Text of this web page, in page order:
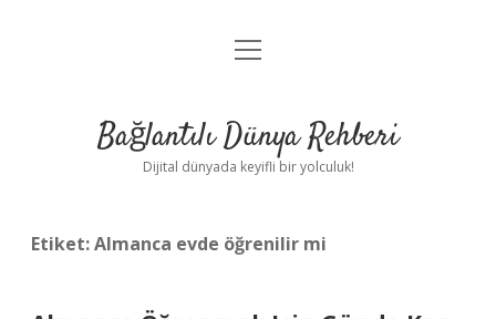
Anasayfa
Yasal Uyarı
menüyü
Bağlantılı Dünya Rehberi
Dijital dünyada keyifli bir yolculuk!
Etiket:Almanca evde öğrenilir mi